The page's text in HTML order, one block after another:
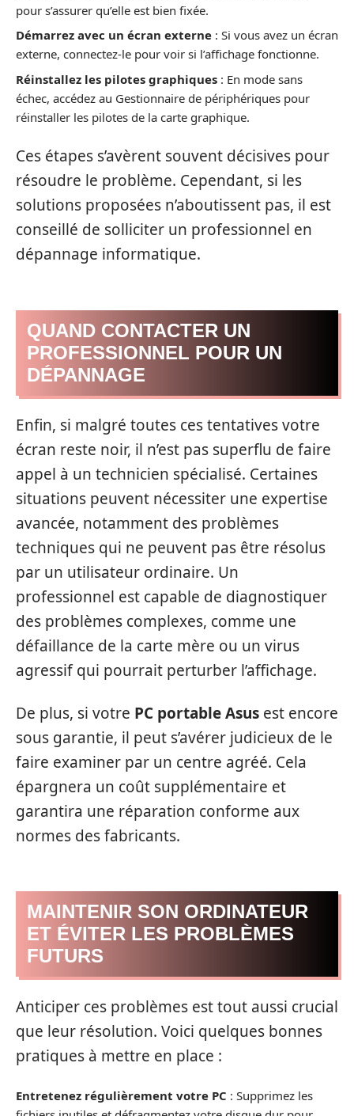
pour s’assurer qu’elle est bien fixée.
Démarrez avec un écran externe : Si vous avez un écran
externe, connectez-le pour voir si l’affichage fonctionne.
Réinstallez les pilotes graphiques : En mode sans
échec, accédez au Gestionnaire de périphériques pour
réinstaller les pilotes de la carte graphique.
Ces étapes s’avèrent souvent décisives pour
résoudre le problème. Cependant, si les
solutions proposées n’aboutissent pas, il est
conseillé de solliciter un professionnel en
dépannage informatique.
QUAND CONTACTER UN
PROFESSIONNEL POUR UN
DÉPANNAGE
Enfin, si malgré toutes ces tentatives votre
écran reste noir, il n’est pas superflu de faire
appel à un technicien spécialisé. Certaines
situations peuvent nécessiter une expertise
avancée, notamment des problèmes
techniques qui ne peuvent pas être résolus
par un utilisateur ordinaire. Un
professionnel est capable de diagnostiquer
des problèmes complexes, comme une
défaillance de la carte mère ou un virus
agressif qui pourrait perturber l’affichage.
De plus, si votre PC portable Asus est encore
sous garantie, il peut s’avérer judicieux de le
faire examiner par un centre agréé. Cela
épargnera un coût supplémentaire et
garantira une réparation conforme aux
normes des fabricants.
MAINTENIR SON ORDINATEUR
ET ÉVITER LES PROBLÈMES
FUTURS
Anticiper ces problèmes est tout aussi crucial
que leur résolution. Voici quelques bonnes
pratiques à mettre en place :
Entretenez régulièrement votre PC : Supprimez les